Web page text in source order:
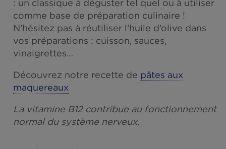
vous apporter tous les bienfaits de la mer.
Un bon moyen d’associer goût, praticité et
atouts santé, tout en diversifiant les
de poissons.
: un classique à déguster tel quel ou à
comme base de préparation culinaire !
N’hésitez pas à réutiliser l’huile d’olive
vos préparations : cuisson, sauces,